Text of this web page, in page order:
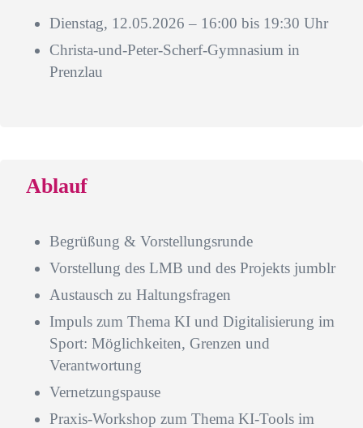
Dienstag, 12.05.2026 – 16:00 bis 19:30 Uhr
Christa-und-Peter-Scherf-Gymnasium in
Prenzlau
Ablauf
Begrüßung & Vorstellungsrunde
Vorstellung des LMB und des Projekts jumblr
Austausch zu Haltungsfragen
Impuls zum Thema KI und Digitalisierung im
Sport: Möglichkeiten, Grenzen und
Verantwortung
Vernetzungspause
Praxis-Workshop zum Thema KI-Tools im